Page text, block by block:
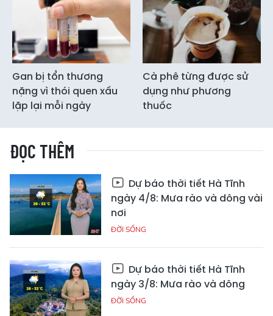
Gan bị tổn thương
nặng vì thói quen xấu
lặp lại mỗi ngày
Cà phê từng được sử
dụng như phương
thuốc
ĐỌC THÊM
Dự báo thời tiết Hà Tĩnh
ngày 4/8: Mưa rào và dông vài
nơi
ĐỜI SỐNG
Dự báo thời tiết Hà Tĩnh
ngày 3/8: Mưa rào và dông
ĐỜI SỐNG